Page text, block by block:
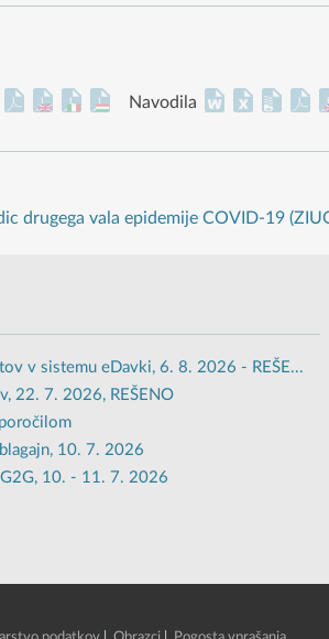
Navodila
drugega vala epidemije COVID-19
v sistemu eDavki, 6. 8. 2026 - REŠE...
22. 7. 2026, REŠENO
10. 7. 2026
10. - 11. 7. 2026